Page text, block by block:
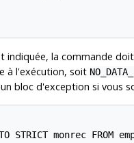
indiquée, la commande
à l'exécution, soit
bloc d'exception si vous
STRICT monrec FROM